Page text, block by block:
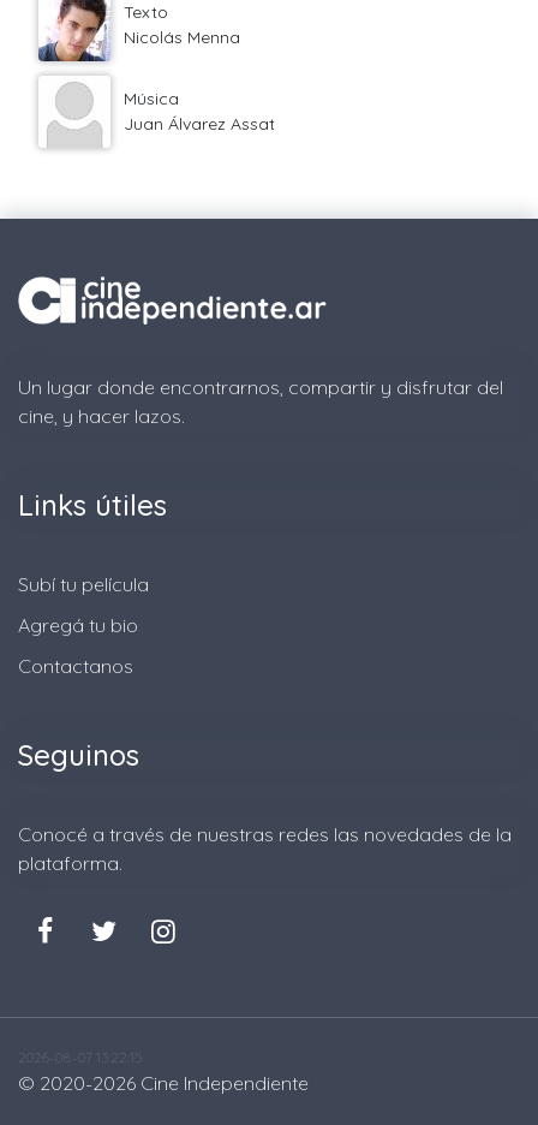
Texto
Nicolás Menna
Música
Juan Álvarez Assat
Un lugar donde encontrarnos, compartir y disfrutar del
cine, y hacer lazos.
Links útiles
Subí tu película
Agregá tu bio
Contactanos
Seguinos
Conocé a través de nuestras redes las novedades de la
plataforma.
2026-08-07 13:22:15
© 2020-2026 Cine Independiente